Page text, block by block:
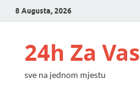
8 Augusta, 2026
24h Za Vas
sve na jednom mjestu